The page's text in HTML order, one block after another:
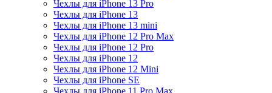
Чехлы для iPhone 13 Pro
Чехлы для iPhone 13
Чехлы для iPhone 13 mini
Чехлы для iPhone 12 Pro Max
Чехлы для iPhone 12 Pro
Чехлы для iPhone 12
Чехлы для iPhone 12 Mini
Чехлы для iPhone SE
Чехлы для iPhone 11 Pro Max